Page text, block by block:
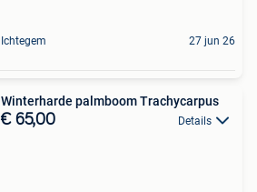
Ichtegem 27 jun 26
Winterharde palmboom Trachycarpus
€ 65,00 Details